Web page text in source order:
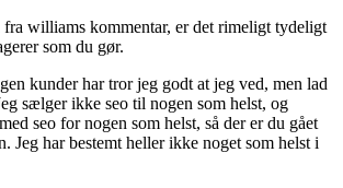
williams kommentar, er det rimeligt tydeligt
som du gør.
kunder har tror jeg godt at jeg ved, men lad
sælger ikke seo til nogen som helst, og
seo for nogen som helst, så der er du gået
Jeg har bestemt heller ikke noget som helst i